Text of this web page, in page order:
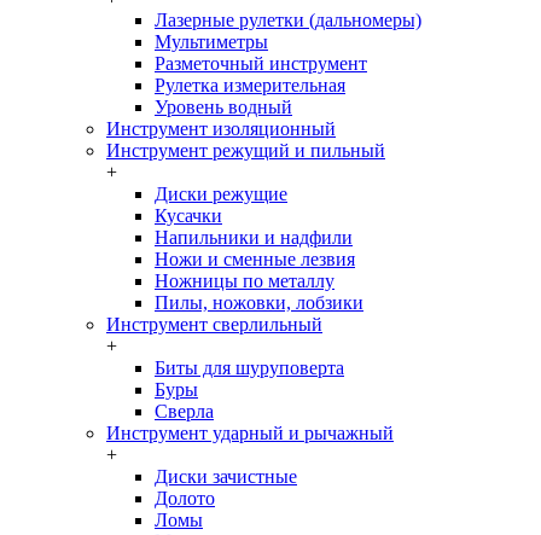
Лазерные рулетки (дальномеры)
Мультиметры
Разметочный инструмент
Рулетка измерительная
Уровень водный
Инструмент изоляционный
Инструмент режущий и пильный
+
Диски режущие
Кусачки
Напильники и надфили
Ножи и сменные лезвия
Ножницы по металлу
Пилы, ножовки, лобзики
Инструмент сверлильный
+
Биты для шуруповерта
Буры
Сверла
Инструмент ударный и рычажный
+
Диски зачистные
Долото
Ломы